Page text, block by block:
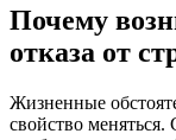
Почему
отказа от
Жизненные
свойство меняться.